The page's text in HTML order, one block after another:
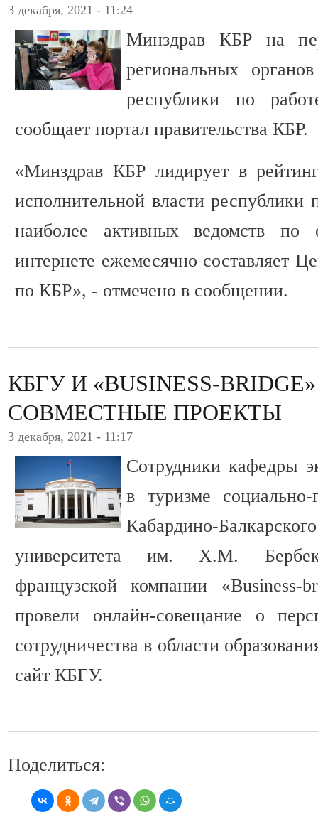
3 декабря, 2021 - 11:24
Минздрав КБР на
региональных
республики по
сообщает портал правительства КБР.
«Минздрав КБР лидирует в
исполнительной власти республики
наиболее активных ведомств по
интернете ежемесячно составляет
по КБР», - отмечено в сообщении.
КБГУ И «BUSINESS-
СОВМЕСТНЫЕ ПРОЕКТЫ
3 декабря, 2021 - 11:17
Сотрудники кафедры
в туризме социально-
Кабардино-
университета им. Х.М.
французской компании «Business-
провели онлайн-совещание о
сотрудничества в области
сайт КБГУ.
Поделиться: